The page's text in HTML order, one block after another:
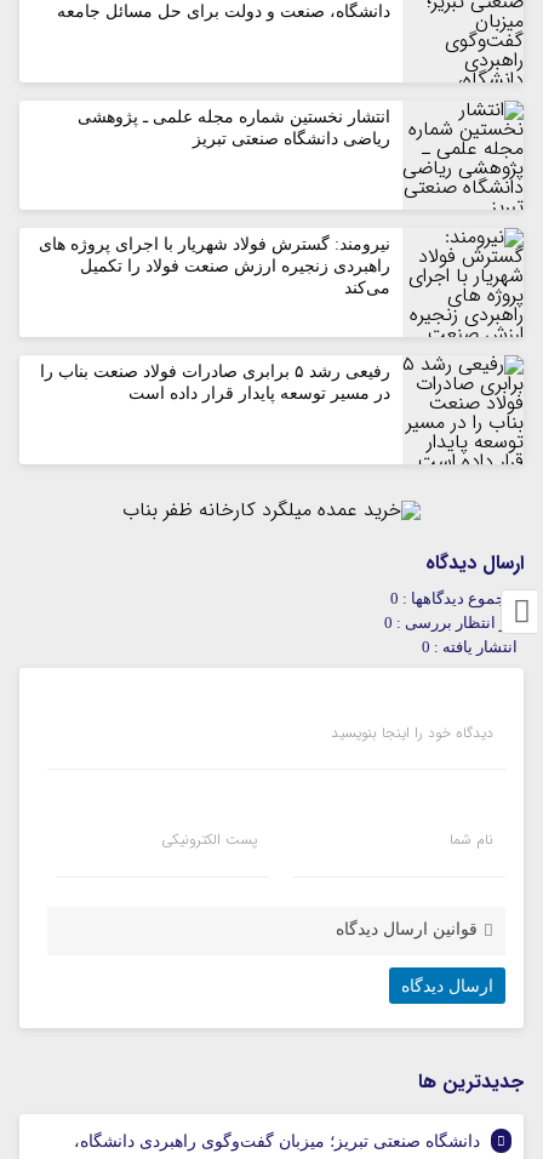
دانشگاه، صنعت و دولت برای حل مسائل جامعه
انتشار نخستین شماره مجله علمی ـ پژوهشی
ریاضی دانشگاه صنعتی تبریز
نیرومند: گسترش فولاد شهریار با اجرای پروژه های
راهبردی زنجیره ارزش صنعت فولاد را تکمیل
می‌کند
رفیعی رشد ۵ برابری صادرات فولاد صنعت بناب را
در مسیر توسعه پایدار قرار داده است
ارسال دیدگاه
مجموع دیدگاهها : 0
در انتظار بررسی : 0
انتشار یافته : 0
دیدگاه خود را اینجا بنویسید
نام شما پست الکترونیکی
قوانین ارسال دیدگاه
جديدترين ها
دانشگاه صنعتی تبریز؛ میزبان گفت‌وگوی راهبردی دانشگاه،